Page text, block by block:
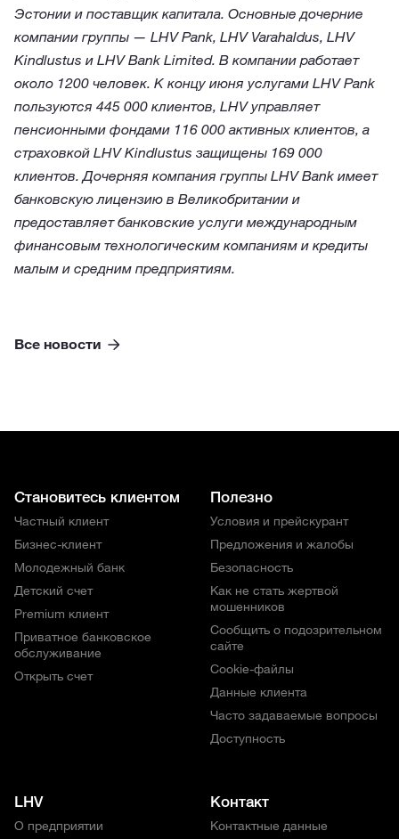
Эстонии и поставщик капитала. Основные дочерние
компании группы — LHV Pank, LHV Varahaldus, LHV
Kindlustus и LHV Bank Limited. В компании работает
около 1200 человек. К концу июня услугами LHV Pank
пользуются 445 000 клиентов, LHV управляет
пенсионными фондами 116 000 активных клиентов, а
страховкой LHV Kindlustus защищены 169 000
клиентов. Дочерняя компания группы LHV Bank имеет
банковскую лицензию в Великобритании и
предоставляет банковские услуги международным
финансовым технологическим компаниям и кредиты
малым и средним предприятиям.
Все новости
Становитесь клиентом
Частный клиент
Бизнес-клиент
Молодежный банк
Детский счет
Premium клиент
Приватное банковское
обслуживание
Открыть счет
Полезно
Условия и прейскурант
Предложения и жалобы
Безопасность
Как не стать жертвой
мошенников
Сообщить о подозрительном
сайте
Cookie-файлы
Данные клиента
Часто задаваемые вопросы
Доступность
LHV
О предприятии
Контакт
Контактные данные